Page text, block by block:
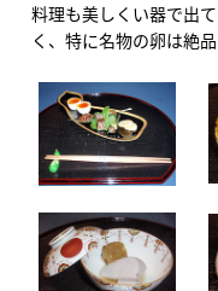
料理も美しくい器で出
く、特に名物の卵は絶品